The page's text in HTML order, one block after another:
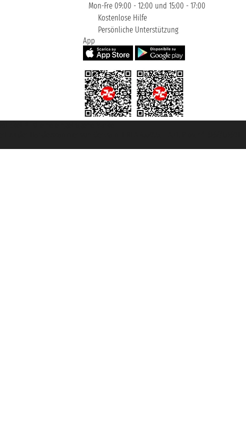
Mon-Fre 09:00 - 12:00 und 15:00 - 17:00
Kostenlose Hilfe
Persönliche Unterstützung
App